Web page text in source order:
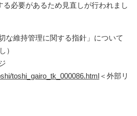
る必要があるため見直しが行われまし
な維持管理に関する指針」について
）
toshi_gairo_tk_000086.html ＜外部リ